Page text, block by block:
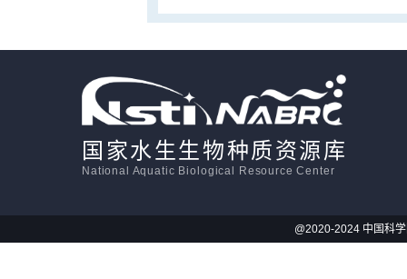
国家水生生物种质资源库
National Aquatic Biological Resource Center
@2020-2024 中国科